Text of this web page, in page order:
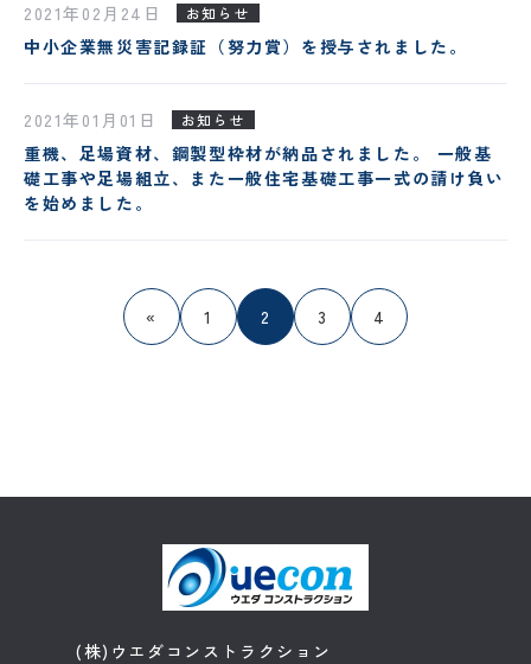
2021年02月24日 お知らせ
中小企業無災害記録証（努力賞）を授与されました。
2021年01月01日 お知らせ
重機、足場資材、鋼製型枠材が納品されました。 一般基
礎工事や足場組立、また一般住宅基礎工事一式の請け負い
を始めました。
« 1 2 3 4
(株)ウエダコンストラクション